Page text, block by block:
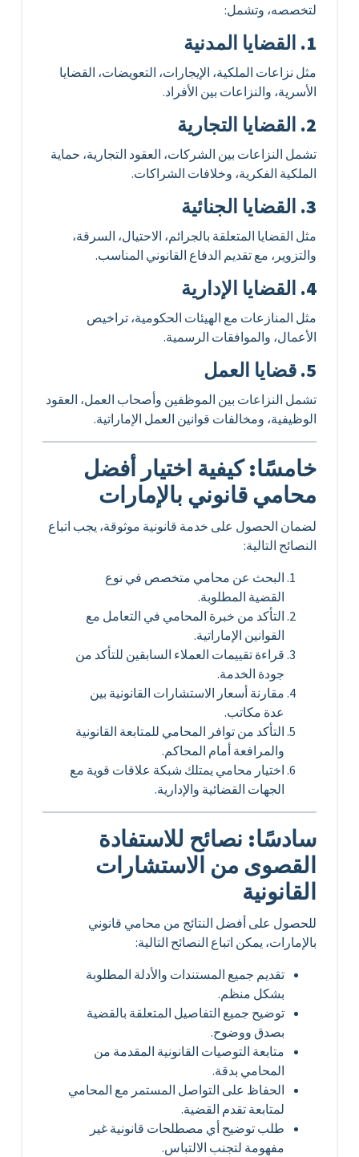
لتخصصه، وتشمل:
1. القضايا المدنية
مثل نزاعات الملكية، الإيجارات، التعويضات، القضايا
الأسرية، والنزاعات بين الأفراد.
2. القضايا التجارية
تشمل النزاعات بين الشركات، العقود التجارية، حماية
الملكية الفكرية، وخلافات الشراكات.
3. القضايا الجنائية
مثل القضايا المتعلقة بالجرائم، الاحتيال، السرقة،
والتزوير، مع تقديم الدفاع القانوني المناسب.
4. القضايا الإدارية
مثل المنازعات مع الهيئات الحكومية، تراخيص
الأعمال، والموافقات الرسمية.
5. قضايا العمل
تشمل النزاعات بين الموظفين وأصحاب العمل، العقود
الوظيفية، ومخالفات قوانين العمل الإماراتية.
خامسًا: كيفية اختيار أفضل
محامي قانوني بالإمارات
لضمان الحصول على خدمة قانونية موثوقة، يجب اتباع
النصائح التالية:
البحث عن محامي متخصص في نوع
القضية المطلوبة.
التأكد من خبرة المحامي في التعامل مع
القوانين الإماراتية.
قراءة تقييمات العملاء السابقين للتأكد من
جودة الخدمة.
مقارنة أسعار الاستشارات القانونية بين
عدة مكاتب.
التأكد من توافر المحامي للمتابعة القانونية
والمرافعة أمام المحاكم.
اختيار محامي يمتلك شبكة علاقات قوية مع
الجهات القضائية والإدارية.
سادسًا: نصائح للاستفادة
القصوى من الاستشارات
القانونية
للحصول على أفضل النتائج من محامي قانوني
بالإمارات، يمكن اتباع النصائح التالية:
تقديم جميع المستندات والأدلة المطلوبة
بشكل منظم.
توضيح جميع التفاصيل المتعلقة بالقضية
بصدق ووضوح.
متابعة التوصيات القانونية المقدمة من
المحامي بدقة.
الحفاظ على التواصل المستمر مع المحامي
لمتابعة تقدم القضية.
طلب توضيح أي مصطلحات قانونية غير
مفهومة لتجنب الالتباس.